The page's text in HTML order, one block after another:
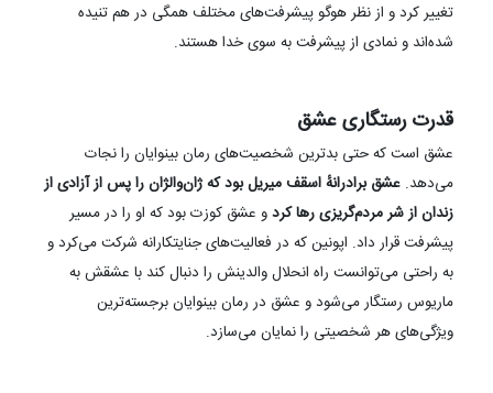
تغییر کرد و از نظر هوگو پیشرفت‌های مختلف همگی در هم تنیده‌
شده‌اند و نمادی از پیشرفت به سوی خدا هستند.
قدرت رستگاری عشق
عشق است که حتی بدترین شخصیت‌های رمان بینوایان را نجات
می‌دهد. عشق برادرانهٔ اسقف میریل بود که ژان‌والژان را پس از آزادی از
زندان از شر مردم‌گریزی رها کردو عشق کوزت بود که او را در مسیر
پیشرفت قرار داد. اپونین که در فعالیت‌های جنایتکارانه شرکت می‌کرد و
به راحتی می‌توانست راه انحلال والدینش را دنبال کند با عشقش به
ماریوس رستگار می‌شود و عشق در رمان بینوایان برجسته‌ترین
ویژگی‌های هر شخصیتی را نمایان می‌سازد.